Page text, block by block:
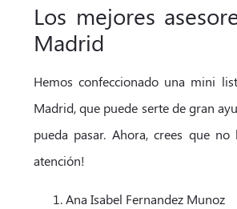
Los mejores
Madrid
Hemos confeccionado una mini
Madrid, que puede serte de gran
pueda pasar. Ahora, crees que
atención!
Ana Isabel Fernandez Munoz